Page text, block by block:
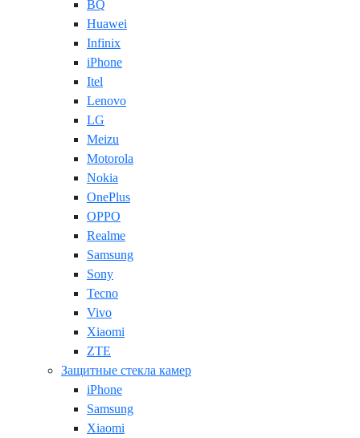
BQ
Huawei
Infinix
iPhone
Itel
Lenovo
LG
Meizu
Motorola
Nokia
OnePlus
OPPO
Realme
Samsung
Sony
Tecno
Vivo
Xiaomi
ZTE
Защитные стекла камер
iPhone
Samsung
Xiaomi